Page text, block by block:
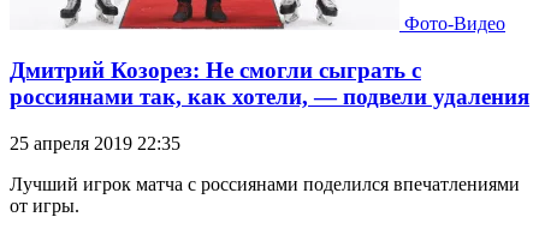
Фото-Видео
Дмитрий Козорез: Не смогли сыграть с
россиянами так, как хотели, — подвели удаления
25 апреля 2019 22:35
Лучший игрок матча с россиянами поделился впечатлениями
от игры.